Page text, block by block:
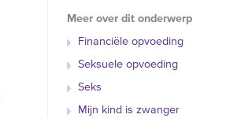
Meer over dit onderwerp
Financiële opvoeding
Seksuele opvoeding
Seks
Mijn kind is zwanger